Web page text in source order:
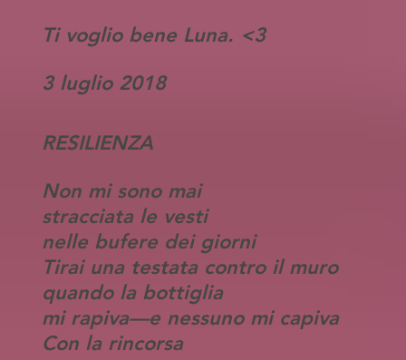
Ti voglio bene Luna. <3
3 luglio 2018
RESILIENZA
Non mi sono mai
stracciata le vesti
nelle bufere dei giorni
Tirai una testata contro il muro
quando la bottiglia
mi rapiva—e nessuno mi capiva
Con la rincorsa